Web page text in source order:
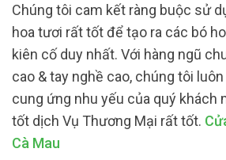
Chúng tôi cam kết ràng buộc sử
hoa tươi rất tốt để tạo ra các bó
kiên cố duy nhất. Với hàng ngũ
cao & tay nghề cao, chúng tôi
cung ứng nhu yếu của quý khách
tốt dịch Vụ Thương Mại rất tốt.
Cà Mau